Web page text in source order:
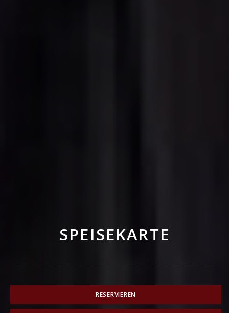
SPEISEKARTE
RESERVIEREN